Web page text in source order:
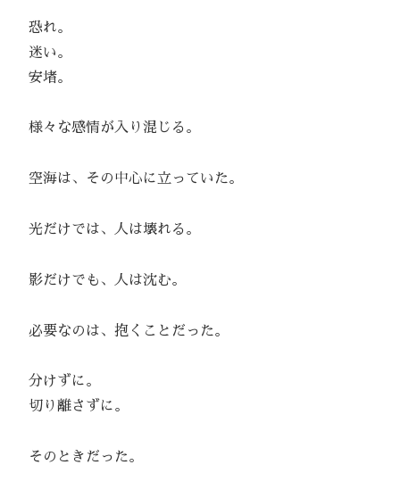
恐れ。
迷い。
安堵。
様々な感情が入り混じる。
空海は、その中心に立っていた。
光だけでは、人は壊れる。
影だけでも、人は沈む。
必要なのは、抱くことだった。
分けずに。
切り離さずに。
そのときだった。